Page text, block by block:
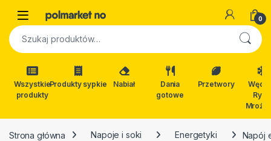
Open 0
Szukaj:
Wszystkie
produkty
Produkty sypkie Nabiał
Dania
gotowe
Przetwory
Ryby
Strona główna Napoje i soki Energetyki Napój